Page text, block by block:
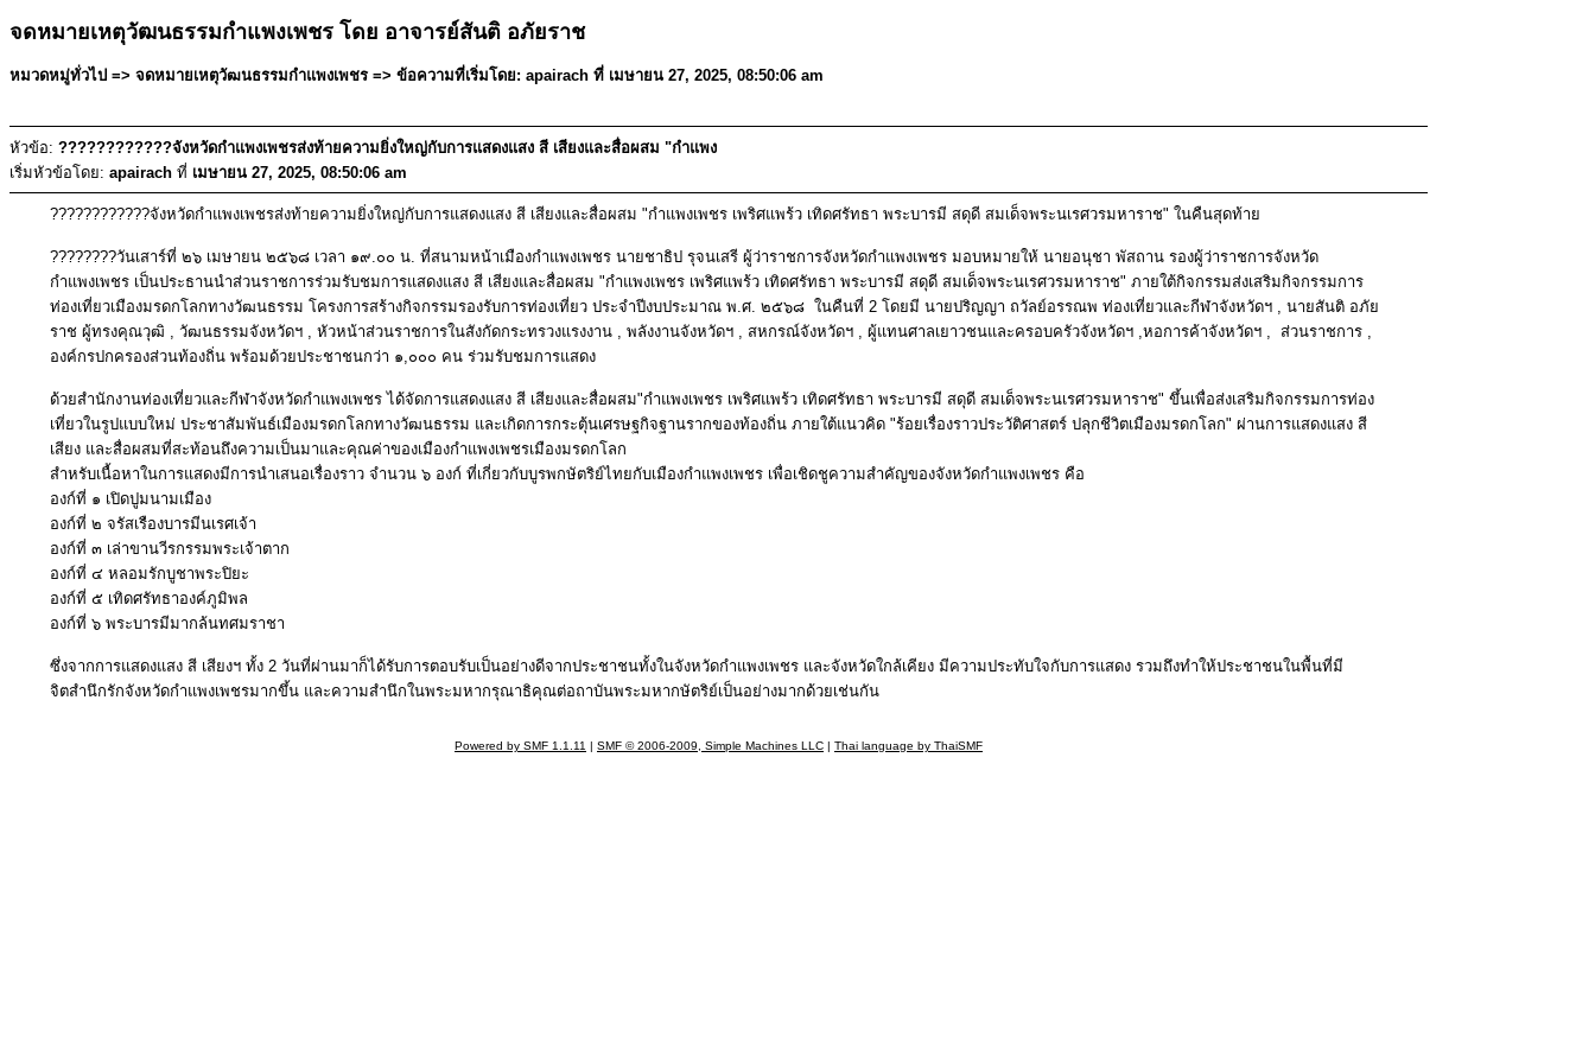
จดหมายเหตุวัฒนธรรมกำแพงเพชร โดย อาจารย์สันติ อภัยราช
หมวดหมู่ทั่วไป => จดหมายเหตุวัฒนธรรมกำแพงเพชร => ข้อความที่เริ่มโดย: apairach ที่ เมษายน 27, 2025, 08:50:06 am
หัวข้อ: ????????????จังหวัดกำแพงเพชรส่งท้ายความยิ่งใหญ่กับการแสดงแสง สี เสียงและสื่อผสม "กำแพง
เริ่มหัวข้อโดย: apairach ที่ เมษายน 27, 2025, 08:50:06 am
????????????จังหวัดกำแพงเพชรส่งท้ายความยิ่งใหญ่กับการแสดงแสง สี เสียงและสื่อผสม "กำแพงเพชร เพริศแพร้ว เทิดศรัทธา พระบารมี สดุดี สมเด็จพระนเรศวรมหาราช" ในคืนสุดท้าย
????????วันเสาร์ที่ ๒๖ เมษายน ๒๕๖๘ เวลา ๑๙.๐๐ น. ที่สนามหน้าเมืองกำแพงเพชร นายชาธิป รุจนเสรี ผู้ว่าราชการจังหวัดกำแพงเพชร มอบหมายให้ นายอนุชา พัสถาน รองผู้ว่าราชการจังหวัด
กำแพงเพชร เป็นประธานนำส่วนราชการร่วมรับชมการแสดงแสง สี เสียงและสื่อผสม "กำแพงเพชร เพริศแพร้ว เทิดศรัทธา พระบารมี สดุดี สมเด็จพระนเรศวรมหาราช" ภายใต้กิจกรรมส่งเสริมกิจกรรมการ
ท่องเที่ยวเมืองมรดกโลกทางวัฒนธรรม โครงการสร้างกิจกรรมรองรับการท่องเที่ยว ประจำปีงบประมาณ พ.ศ. ๒๕๖๘ ในคืนที่ 2 โดยมี นายปริญญา ถวัลย์อรรณพ ท่องเที่ยวและกีฬาจังหวัดฯ , นายสันติ อภัย
ราช ผู้ทรงคุณวุฒิ , วัฒนธรรมจังหวัดฯ , หัวหน้าส่วนราชการในสังกัดกระทรวงแรงงาน , พลังงานจังหวัดฯ , สหกรณ์จังหวัดฯ , ผู้แทนศาลเยาวชนและครอบครัวจังหวัดฯ ,หอการค้าจังหวัดฯ , ส่วนราชการ ,
องค์กรปกครองส่วนท้องถิ่น พร้อมด้วยประชาชนกว่า ๑,๐๐๐ คน ร่วมรับชมการแสดง
ด้วยสำนักงานท่องเที่ยวและกีฬาจังหวัดกำแพงเพชร ได้จัดการแสดงแสง สี เสียงและสื่อผสม"กำแพงเพชร เพริศแพร้ว เทิดศรัทธา พระบารมี สดุดี สมเด็จพระนเรศวรมหาราช" ขึ้นเพื่อส่งเสริมกิจกรรมการท่อง
เที่ยวในรูปแบบใหม่ ประชาสัมพันธ์เมืองมรดกโลกทางวัฒนธรรม และเกิดการกระตุ้นเศรษฐกิจฐานรากของท้องถิ่น ภายใต้แนวคิด "ร้อยเรื่องราวประวัติศาสตร์ ปลุกชีวิตเมืองมรดกโลก" ผ่านการแสดงแสง สี
เสียง และสื่อผสมที่สะท้อนถึงความเป็นมาและคุณค่าของเมืองกำแพงเพชรเมืองมรดกโลก
สำหรับเนื้อหาในการแสดงมีการนำเสนอเรื่องราว จำนวน ๖ องก์ ที่เกี่ยวกับบูรพกษัตริย์ไทยกับเมืองกำแพงเพชร เพื่อเชิดชูความสำคัญของจังหวัดกำแพงเพชร คือ
องก์ที่ ๑ เปิดปูมนามเมือง
องก์ที่ ๒ จรัสเรืองบารมีนเรศเจ้า
องก์ที่ ๓ เล่าขานวีรกรรมพระเจ้าตาก
องก์ที่ ๔ หลอมรักบูชาพระปิยะ
องก์ที่ ๕ เทิดศรัทธาองค์ภูมิพล
องก์ที่ ๖ พระบารมีมากล้นทศมราชา
ซึ่งจากการแสดงแสง สี เสียงฯ ทั้ง 2 วันที่ผ่านมาก็ได้รับการตอบรับเป็นอย่างดีจากประชาชนทั้งในจังหวัดกำแพงเพชร และจังหวัดใกล้เคียง มีความประทับใจกับการแสดง รวมถึงทำให้ประชาชนในพื้นที่มี
จิตสำนึกรักจังหวัดกำแพงเพชรมากขึ้น และความสำนึกในพระมหากรุณาธิคุณต่อถาบันพระมหากษัตริย์เป็นอย่างมากด้วยเช่นกัน
Powered by SMF 1.1.11 | SMF © 2006-2009, Simple Machines LLC | Thai language by ThaiSMF